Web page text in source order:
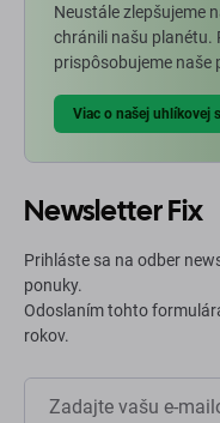
Neustále zlepšujeme
chránili našu planétu.
prispôsobujeme naše
Viac o našej uhlíkovej
Newsletter Fix
Prihláste sa na odber
ponuky.
Odoslaním tohto
rokov.